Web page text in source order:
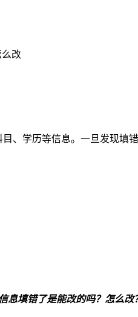
改
、学历等信息。一旦发现
息填错了是能改的吗？怎么改